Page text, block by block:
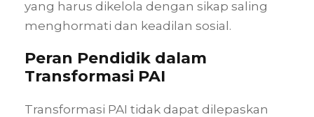
yang harus dikelola dengan sikap saling
menghormati dan keadilan sosial.
Peran Pendidik dalam
Transformasi PAI
Transformasi PAI tidak dapat dilepaskan